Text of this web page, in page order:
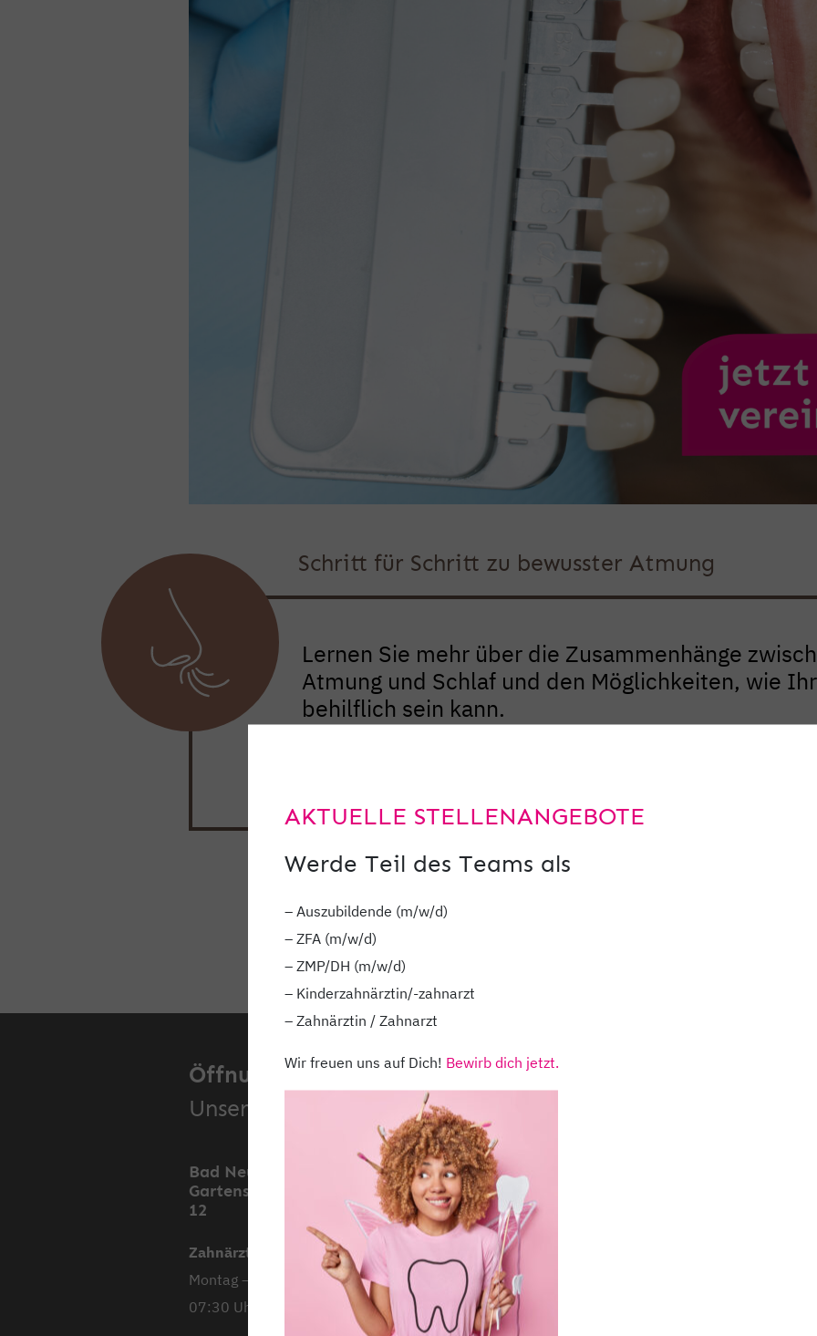
Schritt für Schritt zu bewusster Atmung
Lernen Sie mehr über die Zusammenhänge
Atmung und Schlaf und den Möglichkeiten, wie
behilflich sein kann.
Hier der
Öffnungszeiten.
Unsere Standorte.
Bad Neustadt,
Gartenstraße 11 &
12
Zahnärztliche Praxis
Montag – Donnerstag
07:30 Uhr – 18:00 Uhr
Mellrichstadt,
Stockheimer
Straße 12
08:00 Uhr – 14:00 Uhr
Dienstag
AKTUELLE STELLENANGEBOTE
Werde Teil des Teams als
– Auszubildende (m/w/d)
– ZFA (m/w/d)
– ZMP/DH (m/w/d)
– Kinderzahnärztin/-zahnarzt
– Zahnärztin / Zahnarzt
Wir freuen uns auf Dich! Bewirb dich jetzt.